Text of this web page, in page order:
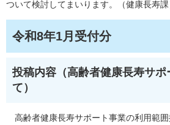
ついて検討してまいります。（健康長寿課
令和8年1月受付分
投稿内容（高齢者健康長寿サ
て）
高齢者健康長寿サポート事業の利用範